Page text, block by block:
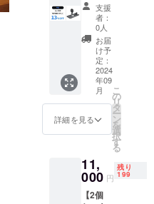
の見え
方で
違って
見える
場合が
ありま
す。 ※
各部名
称、使
用は変
更にな
が、ご
了承く
ださ
い。 ※
明書(英
料込み
の価格
です。
※使用感
等に関
する返
品・返
金はお
受けい
カラー
などの
が、
3in1充
電器 1
個 韓国
内定価
7,900円
6,900円
(税込
み・関
税込み)
◇セッ
電器 1
台 USB-
C to C
ケーブ
支援
者：
0人
お届
け予
定：
2024
年09
月
詳細を見る
こ
の
リ
タ
ー
ン
を
選
択
す
る
11,
000 円
残り
199
【2個